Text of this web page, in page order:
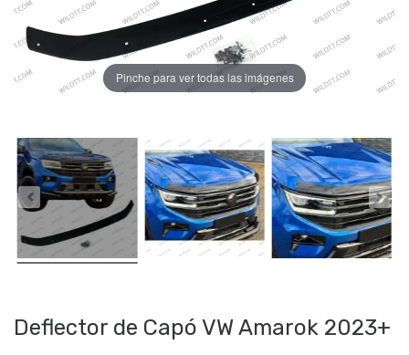
Pinche para ver todas las imágenes
Deflector de Capó VW Amarok 2023+